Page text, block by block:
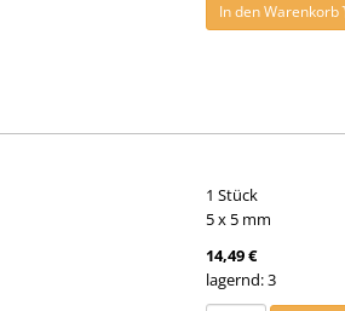
In den Warenkorb
1 Stück
5 x 5 mm
14,49 €
lagernd: 3